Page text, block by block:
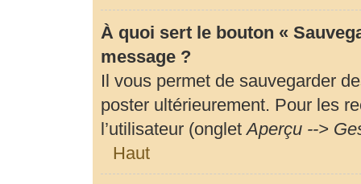
À quoi sert le bouton «
message ?
Il vous permet de sauvegarder
poster ultérieurement. Pour les
l’utilisateur (ongletAperçu -->
Haut